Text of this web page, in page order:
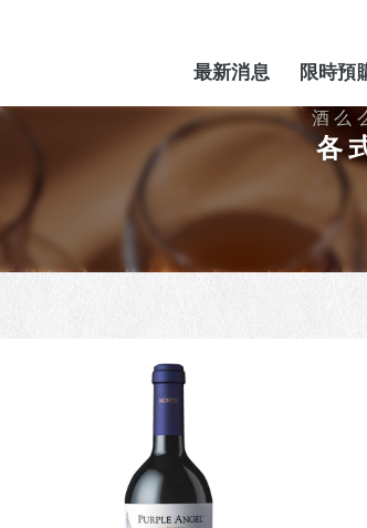
最新消息
NEWS
限時預
各